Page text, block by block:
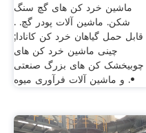
ماشین خرد کن های گچ سنگ
شکن. ماشین آلات پودر گچ. .
قابل حمل گیاهان خرد کن کانادا;
چینی ماشین خرد کن های
چوبیخشک کن های بزرگ صنعتی
و ماشین آلات فرآوری میوه .•